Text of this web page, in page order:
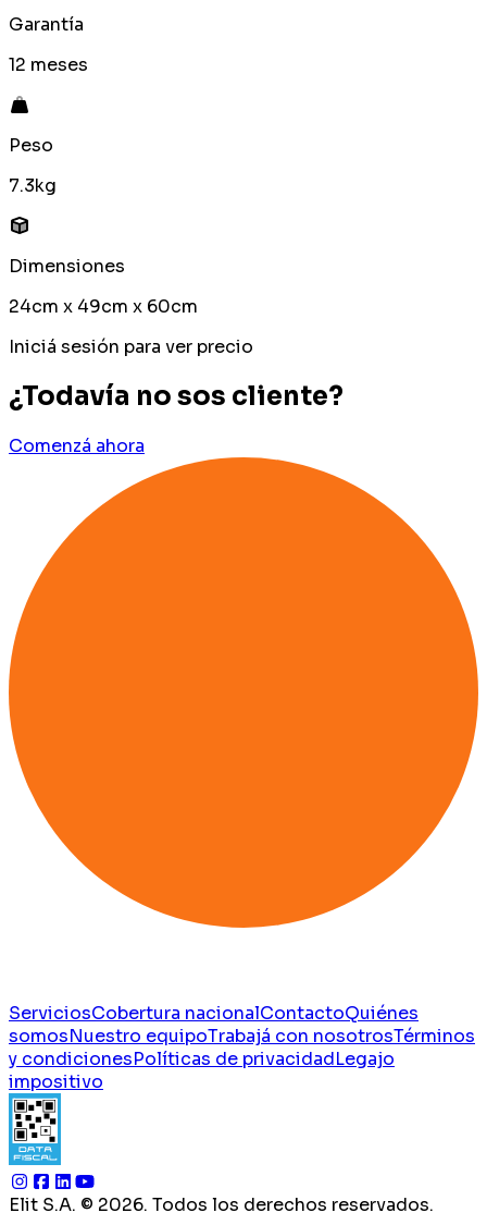
Garantía
12 meses
Peso
7.3kg
Dimensiones
24cm x 49cm x 60cm
Iniciá sesión para ver precio
¿Todavía no sos cliente?
Comenzá ahora
ServiciosCobertura nacionalContactoQuiénes
somosNuestro equipoTrabajá con nosotrosTérminos
y condicionesPolíticas de privacidadLegajo
impositivo
Elit S.A. © 2026. Todos los derechos reservados.